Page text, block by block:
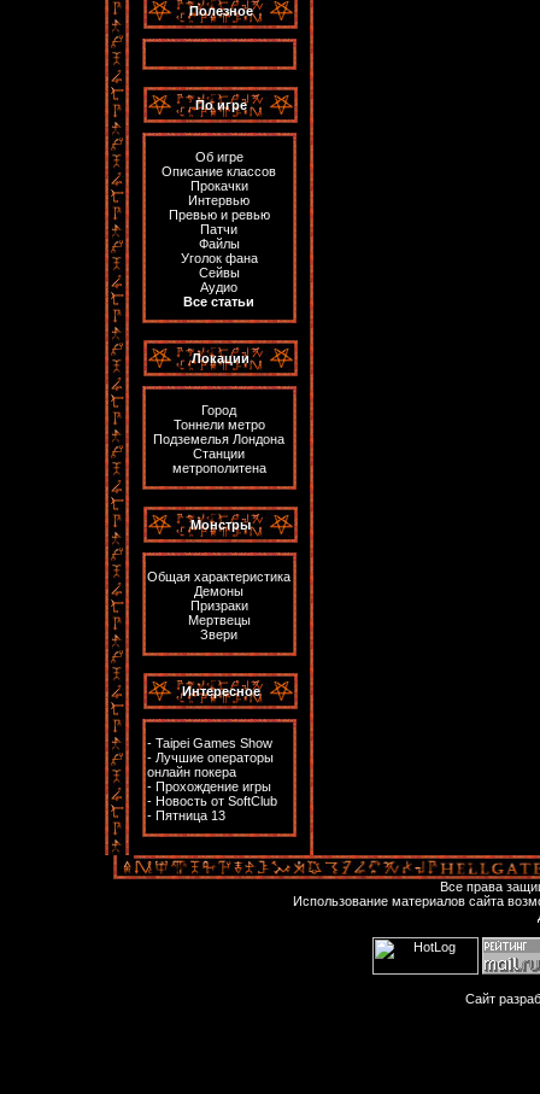
Полезное
По игре
Об игре
Описание классов
Прокачки
Интервью
Превью и ревью
Патчи
Файлы
Уголок фана
Сейвы
Аудио
Все статьи
Локации
Город
Тоннели метро
Подземелья Лондона
Станции
метрополитена
Монстры
Общая характеристика
Демоны
Призраки
Мертвецы
Звери
Интересное
- Taipei Games Show
- Лучшие операторы
онлайн покера
- Прохождение игры
- Новость от SoftClub
- Пятница 13
Все права
Использование материалов сайта
Сайт